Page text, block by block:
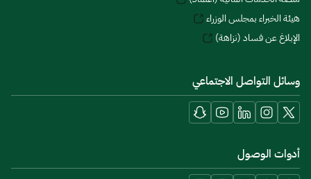
هيئة الخبراء بمجلس الوزراء
الإبلاغ عن فساد (نزاهة)
وسائل التواصل الاجتماعي
أدوات الوصول